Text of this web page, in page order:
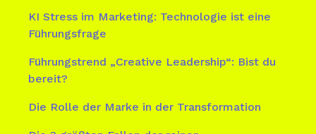
KI Stress im Marketing: Technologie ist eine
Führungsfrage
Führungstrend „Creative Leadership“: Bist du
bereit?
Die Rolle der Marke in der Transformation